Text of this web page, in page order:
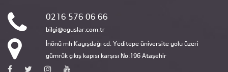
0216 576 06 66
bilgi@oguslar.com.tr
İnönü mh Kayışdağı cd. Yeditepe üniversite yolu üzeri
gümrük çıkış kapısı karşısı No:196 Ataşehir